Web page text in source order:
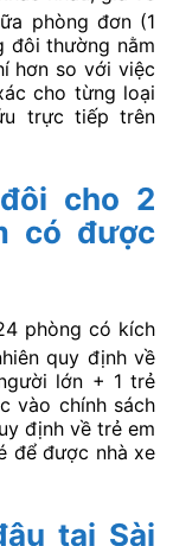
phòng đơn (1
đôi thường nằm
hơn so với việc
cho từng loại
trực tiếp trên
cho 2
có được
phòng có kích
quy định về
lớn + 1 trẻ
vào chính sách
định về trẻ em
để được nhà xe
tại Sài